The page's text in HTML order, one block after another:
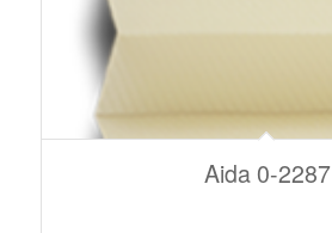
Aida 0-2287